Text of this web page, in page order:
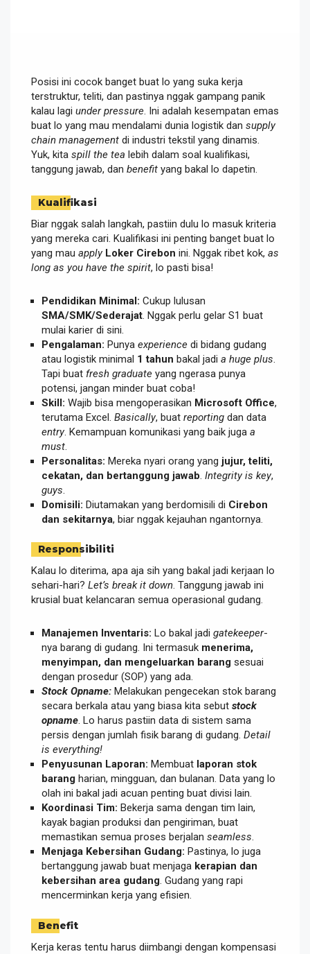
Posisi ini cocok banget buat lo yang suka kerja
terstruktur, teliti, dan pastinya nggak gampang panik
kalau lagi under pressure . Ini adalah kesempatan emas
buat lo yang mau mendalami dunia logistik dan supply
chain management di industri tekstil yang dinamis.
Yuk, kita spill the tea lebih dalam soal kualifikasi,
tanggung jawab, dan benefit yang bakal lo dapetin.
Kualifikasi
Biar nggak salah langkah, pastiin dulu lo masuk kriteria
yang mereka cari. Kualifikasi ini penting banget buat lo
yang mau apply Loker Cirebon ini. Nggak ribet kok, as
long as you have the spirit, lo pasti bisa!
Pendidikan Minimal: Cukup lulusan
SMA/SMK/Sederajat . Nggak perlu gelar S1 buat
mulai karier di sini.
Pengalaman: Punya experience di bidang gudang
atau logistik minimal 1 tahun bakal jadi a huge plus
Tapi buat fresh graduate yang ngerasa punya
potensi, jangan minder buat coba!
Skill: Wajib bisa mengoperasikan Microsoft Office,
terutama Excel. Basically, buat reporting dan data
entry. Kemampuan komunikasi yang baik juga a
must
Personalitas: Mereka nyari orang yang jujur, teliti,
cekatan, dan bertanggung jawab Integrity is key,
guys
Domisili: Diutamakan yang berdomisili di Cirebon
dan sekitarnya, biar nggak kejauhan ngantornya.
Responsibiliti
Kalau lo diterima, apa aja sih yang bakal jadi kerjaan lo
sehari-hari? Let’s break it down. Tanggung jawab ini
krusial buat kelancaran semua operasional gudang.
Manajemen Inventaris: Lo bakal jadi gatekeeper-
nya barang di gudang. Ini termasuk menerima,
menyimpan, dan mengeluarkan barang sesuai
dengan prosedur (SOP) yang ada.
Stock Opname: Melakukan pengecekan stok barang
secara berkala atau yang biasa kita sebut stock
opname. Lo harus pastiin data di sistem sama
persis dengan jumlah fisik barang di gudang. Detail
is everything!
Penyusunan Laporan: Membuat laporan stok
barang harian, mingguan, dan bulanan. Data yang lo
olah ini bakal jadi acuan penting buat divisi lain.
Koordinasi Tim: Bekerja sama dengan tim lain,
kayak bagian produksi dan pengiriman, buat
memastikan semua proses berjalan seamless.
Menjaga Kebersihan Gudang: Pastinya, lo juga
bertanggung jawab buat menjaga kerapian dan
kebersihan area gudang. Gudang yang rapi
mencerminkan kerja yang efisien.
Benefit
Kerja keras tentu harus diimbangi dengan kompensasi